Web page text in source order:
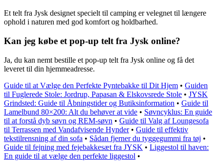
Et telt fra Jysk designet specielt til camping er velegnet til længere
ophold i naturen med god komfort og holdbarhed.
Kan jeg købe et pop-up telt fra Jysk online?
Ja, du kan nemt bestille et pop-up telt fra Jysk online og få det
leveret til din hjemmeadresse.
Guide til at Vælge den Perfekte Pyntebakke til Dit Hjem • Guiden
til Fuglerede Stole: Jordrup, Papasan & Elskovsrede Stole • JYSK
Grindsted: Guide til Åbningstider og Butiksinformation • Guide til
Lamelbund 80×200: Alt du behøver at vide • Søvncyklus: En guide
til at forstå dyb søvn og REM-søvn • Guide til Valg af Loungesofa
til Terrassen med Vandafvisende Hynder• Guide til effektiv
tekstilrensning af din sofa • Sådan fjerner du tyggegummi fra tøj •
Guide til fejning med fejebakkesæt fra JYSK • Liggestol til haven:
En guide til at vælge den perfekte liggestol •